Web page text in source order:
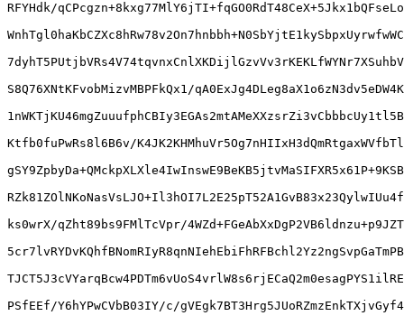
RFYHdk/
S8Q76XNtKFvobMizvMBPFkQx1/
Ktfb0fuPwRs8l6B6v/
ks0wrX/qZht89bs9FMlTcVpr/
PSfEEf/Y6hYPwCVbB03IY/c/